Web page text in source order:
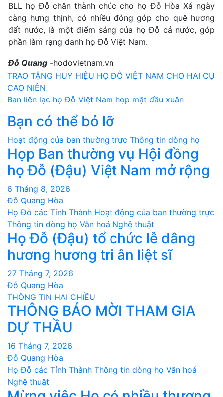
BLL họ Đỗ chân thành chúc cho họ Đỗ Hòa Xá ngày
càng hưng thịnh, có nhiều đóng góp cho quê hương
đất nước, là một điểm sáng của họ Đỗ cả nước, góp
phần làm rạng danh họ Đỗ Việt Nam.
Đỗ Quang -hodovietnam.vn
Điều
hướng
bài
viết
TRAO TẶNG HUY HIỆU HỌ ĐỖ VIỆT NAM CHO HAI CỤ
CAO NIÊN
Ban liên lạc họ Đỗ Việt Nam họp mặt đầu xuân
Bạn có thể bỏ lỡ
Hoạt động của ban thường trực Thông tin dòng họ
Họp Ban thường vụ Hội đồng
họ Đỗ (Đậu) Việt Nam mở rộng
6 Tháng 8, 2026
Đỗ Quang Hòa
Họ Đỗ các Tỉnh Thành Hoạt động của ban thường trực
Thông tin dòng họ Văn hoá Nghệ thuật
Họ Đỗ (Đậu) tổ chức lễ dâng
hương hương tri ân liệt sĩ
27 Tháng 7, 2026
Đỗ Quang Hòa
THÔNG TIN HAI CHIỀU
THÔNG BÁO MỜI THAM GIA
DỰ THẦU
16 Tháng 7, 2026
Đỗ Quang Hòa
Họ Đỗ các Tỉnh Thành Thông tin dòng họ Văn hoá
Nghệ thuật